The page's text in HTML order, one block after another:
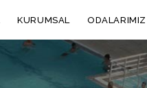
KURUMSAL ODALARIMIZ